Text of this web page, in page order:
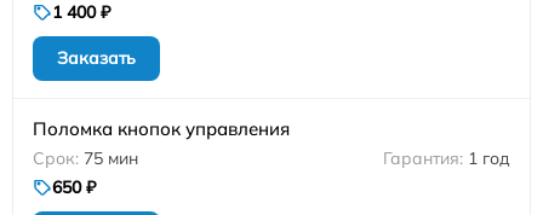
1 400 ₽
Заказать
Поломка кнопок управления
75 мин
1 год
650 ₽